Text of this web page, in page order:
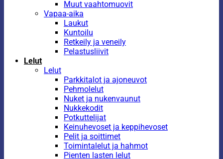
Muut vaahtomuovit
Vapaa-aika
Laukut
Kuntoilu
Retkeily ja veneily
Pelastusliivit
Lelut
Lelut
Parkkitalot ja ajoneuvot
Pehmolelut
Nuket ja nukenvaunut
Nukkekodit
Potkuttelijat
Keinuhevoset ja keppihevoset
Pelit ja soittimet
Toimintalelut ja hahmot
Pienten lasten lelut